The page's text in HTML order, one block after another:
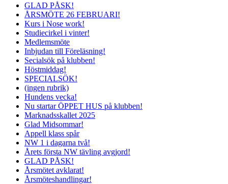
GLAD PÅSK!
ÅRSMÖTE 26 FEBRUARI!
Kurs i Nose work!
Studiecirkel i vinter!
Medlemsmöte
Inbjudan till Föreläsning!
Secialsök på klubben!
Höstmiddag!
SPECIALSÖK!
(ingen rubrik)
Hundens vecka!
Nu startar ÖPPET HUS på klubben!
Marknadsskallet 2025
Glad Midsommar!
Appell klass spår
NW 1 i dagarna två!
Årets första NW tävling avgjord!
GLAD PÅSK!
Årsmötet avklarat!
Årsmöteshandlingar!